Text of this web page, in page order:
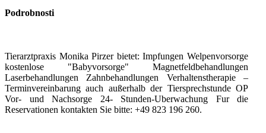
Podrobnosti
Tierarztpraxis Monika Pirzer bietet: Impfungen Welpenvorsorge
kostenlose "Babyvorsorge" Magnetfeldbehandlungen
Laserbehandlungen Zahnbehandlungen Verhaltenstherapie –
Terminvereinbarung auch außerhalb der Tiersprechstunde OP
Vor- und Nachsorge 24- Stunden-Uberwachung Fur die
Reservationen kontakten Sie bitte: +49 823 196 260.